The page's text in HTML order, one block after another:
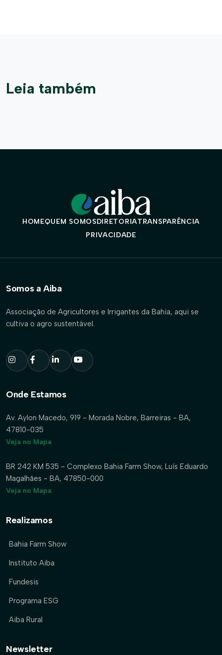
Leia também
HOMEQUEM SOMOSDIRETORIATRANSPARÊNCIA
PRIVACIDADE
Somos a Aiba
Associação de Agricultores e Irrigantes da Bahia, aqui se
cultiva o agro sustentável.
Onde Estamos
Av. Aylon Macedo, 919 - Morada Nobre, Barreiras - BA,
47810-035
Veja no Mapa
BR 242 KM 535 - Complexo Bahia Farm Show, Luís Eduardo
Magalhães - BA, 47850-000
Veja no Mapa
Realizamos
Bahia Farm Show
Instituto Aiba
Fundesis
Programa ESG
Aiba Rural
Newsletter